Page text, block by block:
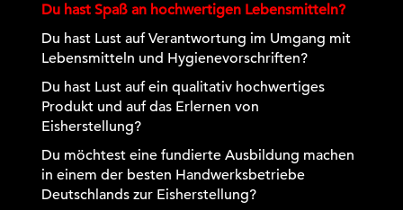
Du hast Spaß an hochwertigen Lebensmitteln?
Du hast Lust auf Verantwortung im Umgang mit
Lebensmitteln und Hygienevorschriften?
Du hast Lust auf ein qualitativ hochwertiges
Produkt und auf das Erlernen von
Eisherstellung?
Du möchtest eine fundierte Ausbildung machen
in einem der besten Handwerksbetriebe
Deutschlands zur Eisherstellung?